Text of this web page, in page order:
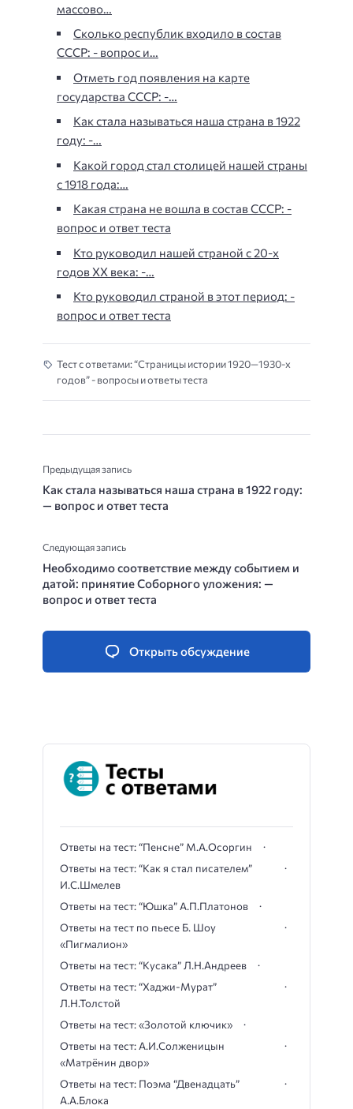
массово…
Сколько республик входило в состав
СССР: - вопрос и…
Отметь год появления на карте
государства СССР: -…
Как стала называться наша страна в 1922
году: -…
Какой город стал столицей нашей страны
с 1918 года:…
Какая страна не вошла в состав СССР: -
вопрос и ответ теста
Кто руководил нашей страной с 20-х
годов XX века: -…
Кто руководил страной в этот период: -
вопрос и ответ теста
Тест с ответами: “Страницы истории 1920—1930-х
годов” - вопросы и ответы теста
Предыдущая запись
Как стала называться наша страна в 1922 году:
— вопрос и ответ теста
Следующая запись
Необходимо соответствие между событием и
датой: принятие Соборного уложения: —
вопрос и ответ теста
Открыть обсуждение
Ответы на тест: “Пенсне” М.А.Осоргин
Ответы на тест: “Как я стал писателем”
И.С.Шмелев
Ответы на тест: “Юшка” А.П.Платонов
Ответы на тест по пьесе Б. Шоу
«Пигмалион»
Ответы на тест: “Кусака” Л.Н.Андреев
Ответы на тест: “Хаджи-Мурат”
Л.Н.Толстой
Ответы на тест: «Золотой ключик»
Ответы на тест: А.И.Солженицын
«Матрёнин двор»
Ответы на тест: Поэма “Двенадцать”
А.А.Блока